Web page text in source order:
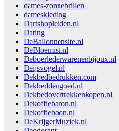
dames-zonnebrillen
dameskleding
Dartshopleiden.nl
Dating
DeBallonnensite.nl
DeBloemist.nl
Deboerlederwarenenbijoux.nl
Deijsvogel.nl
Dekbedbedrukken.com
Dekbeddengoed.nl
Dekbedovertrekkenkopen.nl
Dekoffiebaron.nl
Dekoffieboon.nl
DeKrijgerMuziek.nl